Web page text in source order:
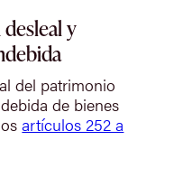
y
del patrimonio
de bienes
artículos 252 a